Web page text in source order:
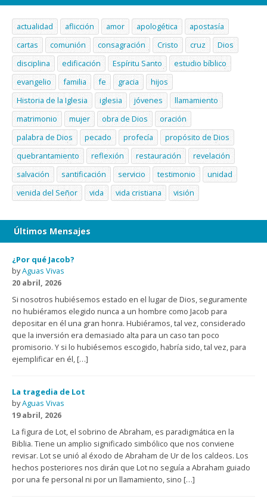
actualidad aflicción amor apologética
apostasía
cartas
comunión consagración Cristo cruz
Dios
disciplina
edificación Espíritu Santo
estudio bíblico
evangelio
familia fe gracia
hijos
Historia de la Iglesia
iglesia jóvenes
llamamiento
matrimonio
mujer obra de Dios
oración
palabra de Dios
pecado profecía
propósito de Dios
quebrantamiento
reflexión restauración
revelación
salvación
santificación servicio testimonio
unidad
venida del Señor
vida vida cristiana visión
Últimos Mensajes
¿Por qué Jacob?
byAguas Vivas
20 abril, 2026
Si nosotros hubiésemos estado en el lugar de Dios, seguramente
no hubiéramos elegido nunca a un hombre como Jacob para
depositar en él una gran honra. Hubiéramos, tal vez, considerado
que la inversión era demasiado alta para un caso tan poco
promisorio. Y si lo hubiésemos escogido, habría sido, tal vez, para
ejemplificar en él, […]
La tragedia de Lot
byAguas Vivas
19 abril, 2026
La figura de Lot, el sobrino de Abraham, es paradigmática en la
Biblia. Tiene un amplio significado simbólico que nos conviene
revisar. Lot se unió al éxodo de Abraham de Ur de los caldeos. Los
hechos posteriores nos dirán que Lot no seguía a Abraham guiado
por una fe personal ni por un llamamiento, sino […]